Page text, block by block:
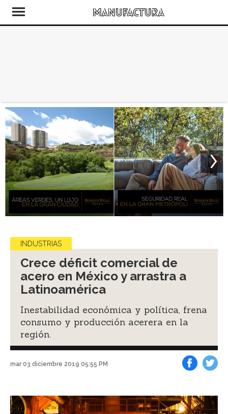
INDUSTRIAS
Crece déficit comercial de
acero en México y arrastra a
Latinoamérica
Inestabilidad económica y política, frena
consumo y producción acerera en la
región.
mar 03 diciembre 2019 05:55 PM